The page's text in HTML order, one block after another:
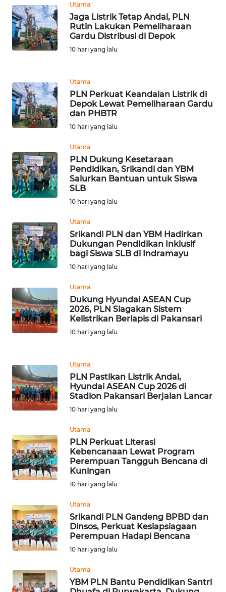
Utama
Jaga Listrik Tetap Andal, PLN
Rutin Lakukan Pemeliharaan
Gardu Distribusi di Depok
10 hari yang lalu
Utama
PLN Perkuat Keandalan Listrik di
Depok Lewat Pemeliharaan Gardu
dan PHBTR
10 hari yang lalu
Utama
PLN Dukung Kesetaraan
Pendidikan, Srikandi dan YBM
Salurkan Bantuan untuk Siswa
SLB
10 hari yang lalu
Utama
Srikandi PLN dan YBM Hadirkan
Dukungan Pendidikan Inklusif
bagi Siswa SLB di Indramayu
10 hari yang lalu
Utama
Dukung Hyundai ASEAN Cup
2026, PLN Siagakan Sistem
Kelistrikan Berlapis di Pakansari
10 hari yang lalu
Utama
PLN Pastikan Listrik Andal,
Hyundai ASEAN Cup 2026 di
Stadion Pakansari Berjalan Lancar
10 hari yang lalu
Utama
PLN Perkuat Literasi
Kebencanaan Lewat Program
Perempuan Tangguh Bencana di
Kuningan
10 hari yang lalu
Utama
Srikandi PLN Gandeng BPBD dan
Dinsos, Perkuat Kesiapsiagaan
Perempuan Hadapi Bencana
10 hari yang lalu
Utama
YBM PLN Bantu Pendidikan Santri
WN
KARO
WN
WN
LABUHANBATU
WN
WN DELI
SERDANG
TINGGI
WN
PAKPAK
KARAWANG
WN
WN
BOGOR
WN
WN
TAPANULI
UTARA
WN
PADANG
LAWAS
WN
SUMEDANG